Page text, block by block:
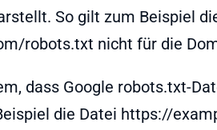
So gilt zum Beispiel
robots.txt nicht für die
dass Google robots.txt-
die Datei https://